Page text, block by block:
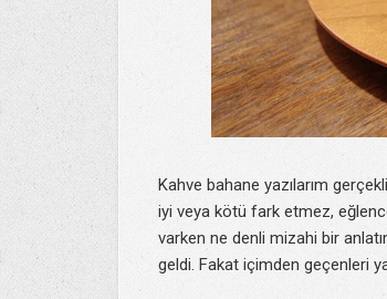
Kahve bahane yazılarım
iyi veya kötü fark etmez,
varken ne denli mizahi bir
geldi. Fakat içimden geçenleri